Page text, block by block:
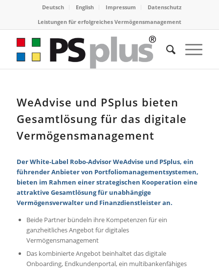
Deutsch English Impressum
Datenschutz
Leistungen für erfolgreiches Vermögensmanagement
WeAdvise und PSplus bieten
Gesamtlösung für das digitale
Vermögensmanagement
Der White-Label Robo-Advisor WeAdvise und PSplus, ein
führender Anbieter von Portfoliomanagementsystemen,
bieten im Rahmen einer strategischen Kooperation eine
attraktive Gesamtlösung für unabhängige
Vermögensverwalter und Finanzdienstleister an.
Beide Partner bündeln ihre Kompetenzen für ein
ganzheitliches Angebot für digitales
Vermögensmanagement
Das kombinierte Angebot beinhaltet das digitale
Onboarding, Endkundenportal, ein multibankenfähiges